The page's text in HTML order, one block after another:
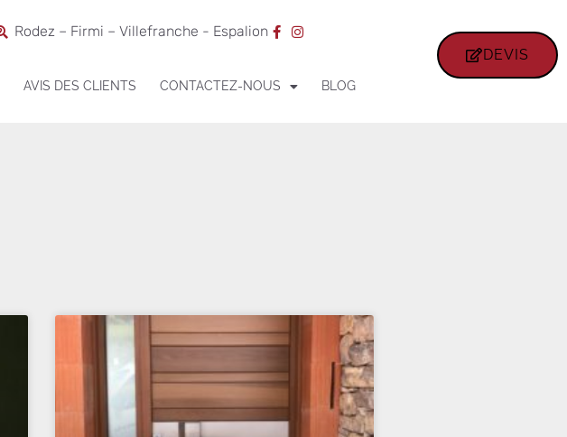
Rodez – Firmi – Villefranche - Espalion
AVIS DES CLIENTS CONTACTEZ-NOUS BLOG
DEVIS